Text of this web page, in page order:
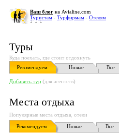
Ваш блог на Avialine.com
Туристам - Турфирмам - Отелям
Туры
Куда поехать, где стоит отдохнуть
Рекомендуем
Новые Все
Добавить тур (для агентств)
Места отдыха
Популярные места отдыха, отели
Рекомендуем
Новые
Все